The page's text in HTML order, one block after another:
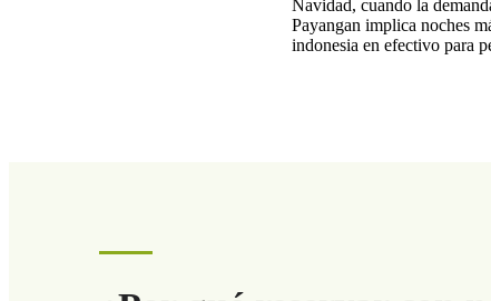
Navidad, cuando la
Payangan implica noches
indonesia en efectivo para